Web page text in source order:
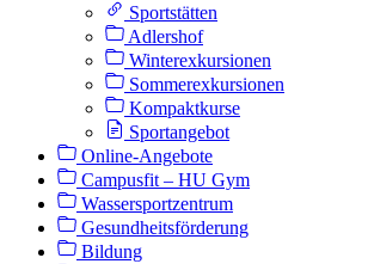
Sportstätten
Adlershof
Winterexkursionen
Sommerexkursionen
Kompaktkurse
Sportangebot
Online-Angebote
Campusfit – HU Gym
Wassersportzentrum
Gesundheitsförderung
Bildung